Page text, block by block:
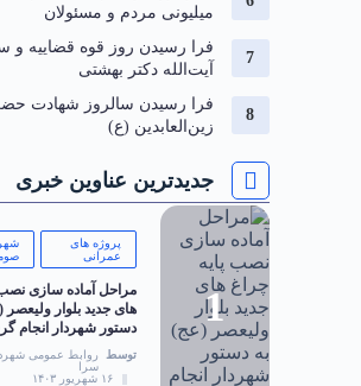
میلیونی مردم و مسئولان
فرا رسیدن روز قوه قضاییه و
آیت‌الله دکتر بهشتی
فرا رسیدن سالروز شهادت
زین‌العابدین (ع)
جدیدترین عناوین خبری
پروژه های
عمرانی
مراحل آماده سازی نصب
های جدید بلوار ولیعصر
دستور شهردار انجام
توسط
روابط عمومی
سرا
۱۶ شهریور ۱۴۰۳